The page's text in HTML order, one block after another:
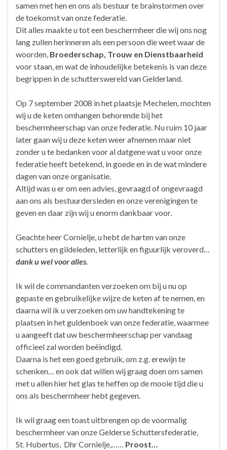
samen met hen en ons als bestuur te brainstormen over
de toekomst van onze federatie.
Dit alles maakte u tot een beschermheer die wij ons nog
lang zullen herinneren als een persoon die weet waar de
woorden, Broederschap, Trouw en Dienstbaarheid
voor staan, en wat de inhoudelijke betekenis is van deze
begrippen in de schutterswereld van Gelderland.
Op 7 september 2008 in het plaatsje Mechelen, mochten
wij u de keten omhangen behorende bij het
beschermheerschap van onze federatie. Nu ruim 10 jaar
later gaan wij u deze keten weer afnemen maar niet
zonder u te bedanken voor al datgene wat u voor onze
federatie heeft betekend, in goede en in de wat mindere
dagen van onze organisatie.
Altijd was u er om een advies, gevraagd of ongevraagd
aan ons als bestuurdersleden en onze verenigingen te
geven en daar zijn wij u enorm dankbaar voor.
Geachte heer Cornielje, u hebt de harten van onze
schutters en gildeleden, letterlijk en figuurlijk veroverd…
dank u wel voor alles.
Ik wil de commandanten verzoeken om bij u nu op
gepaste en gebruikelijke wijze de keten af te nemen, en
daarna wil ik u verzoeken om uw handtekening te
plaatsen in het guldenboek van onze federatie, waarmee
u aangeeft dat uw beschermheerschap per vandaag
officieel zal worden beëindigd.
Daarna is het een goed gebruik, om z.g. erewijn te
schenken… en ook dat willen wij graag doen om samen
met u allen hier het glas te heffen op de mooie tijd die u
ons als beschermheer hebt gegeven.
Ik wil graag een toast uitbrengen op de voormalig
beschermheer van onze Gelderse Schuttersfederatie,
St. Hubertus, Dhr Cornielje,…… Proost…